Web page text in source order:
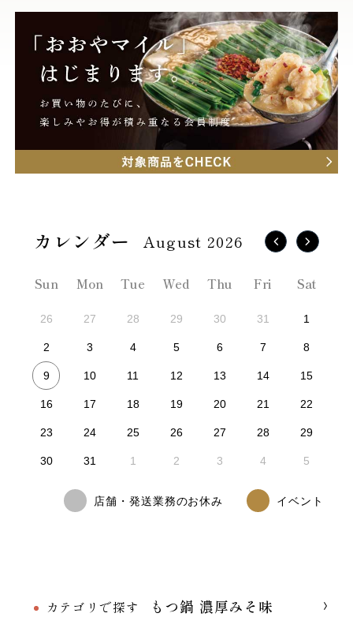
カテゴリで探す
もつ鍋 濃厚みそ味
August 2026
Sun Mon Tue Wed Thu Fri Sat
26 27 28 29 30 31 1
2 3 4 5 6 7 8
9 10 11 12 13 14 15
16 17 18 19 20 21 22
23 24 25 26 27 28 29
30 31 1 2 3 4 5
店舗・発送業務のお休み イベント